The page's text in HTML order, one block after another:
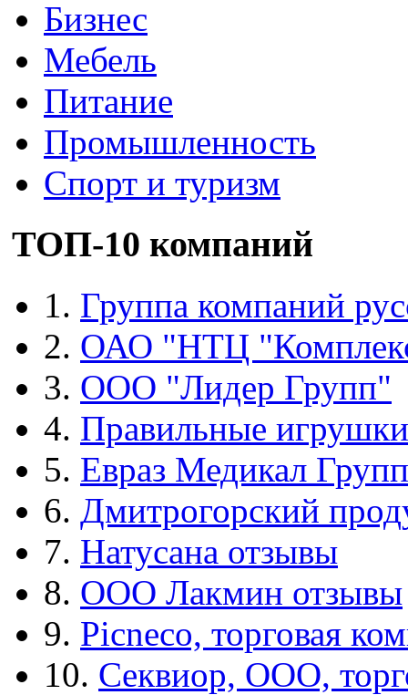
Бизнес
Мебель
Питание
Промышленность
Спорт и туризм
ТОП-10 компаний
1. Группа компаний
2. ОАО "НТЦ
3. ООО "Лидер Групп"
4. Правильные игрушки
5. Евраз Медикал Групп
6. Дмитрогорский
7. Натусана отзывы
8. ООО Лакмин отзывы
9. Picneco, торговая
10. Секвиор, ООО,